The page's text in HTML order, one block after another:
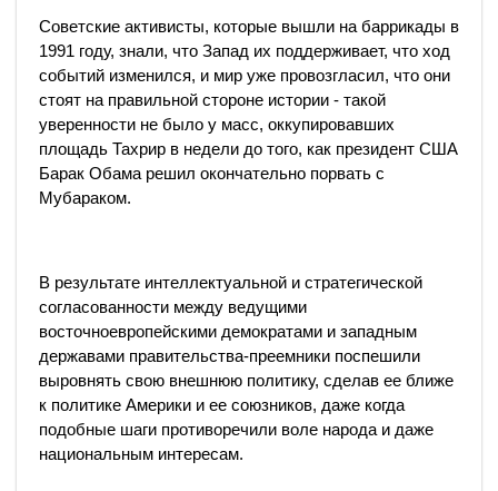
Советские активисты, которые вышли на баррикады в
1991 году, знали, что Запад их поддерживает, что ход
событий изменился, и мир уже провозгласил, что они
стоят на правильной стороне истории - такой
уверенности не было у масс, оккупировавших
площадь Тахрир в недели до того, как президент США
Барак Обама решил окончательно порвать с
Мубараком.
В результате интеллектуальной и стратегической
согласованности между ведущими
восточноевропейскими демократами и западным
державами правительства-преемники поспешили
выровнять свою внешнюю политику, сделав ее ближе
к политике Америки и ее союзников, даже когда
подобные шаги противоречили воле народа и даже
национальным интересам.